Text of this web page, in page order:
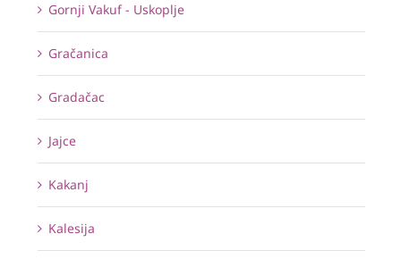
Gornji Vakuf - Uskoplje
Gračanica
Gradačac
Jajce
Kakanj
Kalesija